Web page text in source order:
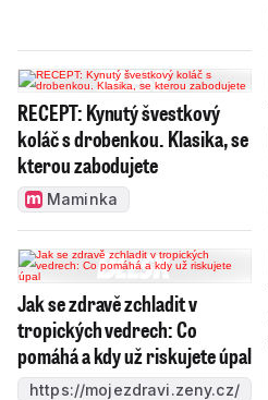
RECEPT: Kynutý švestkový
koláč s drobenkou. Klasika, se
kterou zabodujete
Maminka
Jak se zdravě zchladit v
tropických vedrech: Co
pomáhá a kdy už riskujete úpal
https://mojezdravi.zeny.cz/